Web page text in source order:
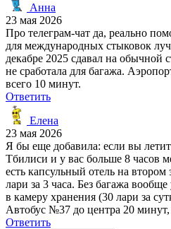
Анна
23 мая 2026
Про телеграм-чат да, реально
для международных стыковок
декабре 2025 сдавал на обычной
не сработала для багажа.
всего 10 минут.
Ответить
Елена
23 мая 2026
Я бы еще добавила: если вы
Тбилиси и у вас больше 8 часов
есть капсульный отель на
лари за 3 часа. Без багажа
в камеру хранения (30 лари за
Автобус №37 до центра 20
Ответить